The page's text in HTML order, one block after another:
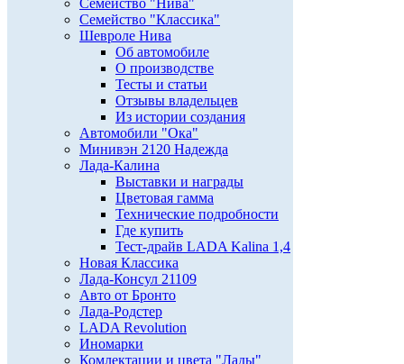
Семейство "Нива"
Семейство "Классика"
Шевроле Нива
Об автомобиле
О производстве
Тесты и статьи
Отзывы владельцев
Из истории создания
Автомобили "Ока"
Минивэн 2120 Надежда
Лада-Калина
Выставки и награды
Цветовая гамма
Технические подробности
Где купить
Тест-драйв LADA Kalina 1,4
Новая Классика
Лада-Консул 21109
Авто от Бронто
Лада-Родстер
LADA Revolution
Иномарки
Комлектации и цвета "Лады"